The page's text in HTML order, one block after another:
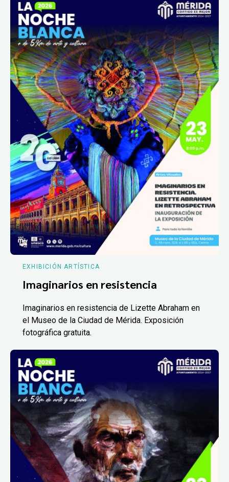
EXHIBICIÓN ARTÍSTICA
Imaginarios en resistencia
Imaginarios en resistencia de Lizette Abraham en
el Museo de la Ciudad de Mérida. Exposición
fotográfica gratuita.